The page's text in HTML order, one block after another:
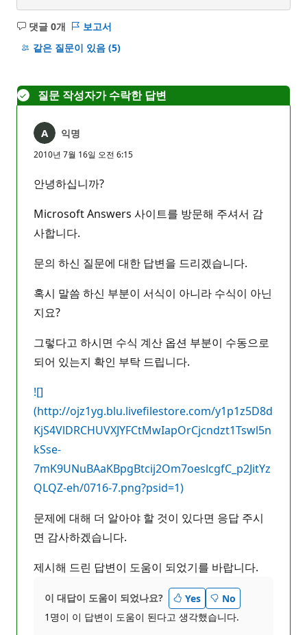
댓글 0개
설
명
보고서
같은 질문이 있음 (5)
질문 작성자가 수락한 답변
익명
2010년 7월 16일 오전 6:15
안녕하십니까?
Microsoft Answers 사이트를 방문해 주셔서 감
사합니다.
문의 하신 질문에 대한 답변을 드리겠습니다.
혹시 말씀 하신 부분이 서식이 아니라 수식이 아닌
지요?
그렇다고 하시면 수식 계산 옵션 부분이 수동으로
되어 있는지 확인 부탁 드립니다.
![]
(http://ojz1yg.blu.livefilestore.com/y1p1z5D8d
KjS4VlDRCHUVXJYFCtMwIapOrCjcndzt1Tswl5n
kSse-
7mK9UNuBAaKBpgBtcij2Om7oeslcgfC_p2JitYz
QLQZ-eh/0716-7.png?psid=1)
문제에 대해 더 알아야 할 것이 있다면 응답 주시
면 감사하겠습니다.
제시해 드린 답변이 도움이 되었기를 바랍니다.
이 대답이 도움이 되었나요? Yes
No
1명이 이 답변이 도움이 된다고 생각했습니다.